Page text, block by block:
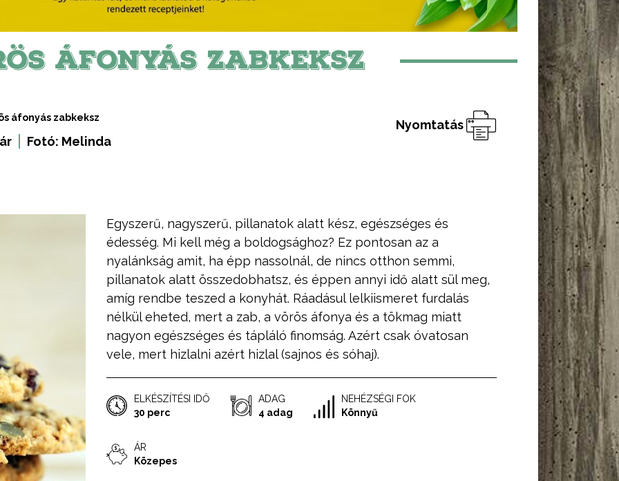
ÁFONYÁS ZABKEKSZ
áfonyás zabkeksz
Fotó: Melinda
Nyomtatás
Egyszerű, nagyszerű, pillanatok alatt kész, egészséges és
édesség. Mi kell még a boldogsághoz? Ez pontosan az a
nyalánkság amit, ha épp nassolnál, de nincs otthon semmi,
pillanatok alatt összedobhatsz, és éppen annyi idő alatt sül meg,
amíg rendbe teszed a konyhát. Ráadásul lelkiismeret furdalás
nélkül eheted, mert a zab, a vörös áfonya és a tökmag miatt
nagyon egészséges és tápláló finomság. Azért csak óvatosan
vele, mert hizlalni azért hizlal (sajnos és sóhaj).
ELKÉSZÍTÉSI IDŐ
30 perc
ADAG
4 adag
NEHÉZSÉGI FOK
Könnyű
ÁR
Közepes